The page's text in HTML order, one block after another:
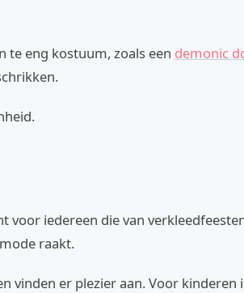
te eng kostuum, zoals een demonic
voor iedereen die van
raakt.
vinden er plezier aan. Voor kinderen